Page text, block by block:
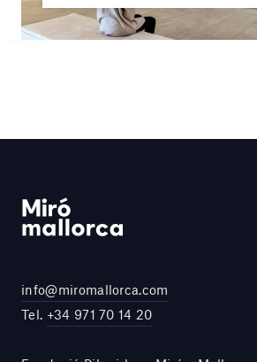
info@miromallorca.com
Tel. +34 971 70 14 20